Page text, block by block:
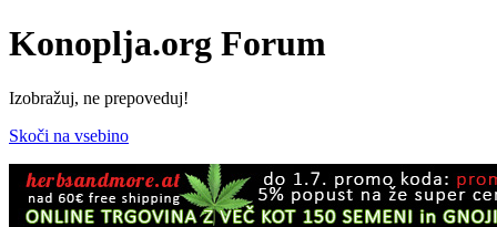
Konoplja.org Forum
Izobražuj, ne prepoveduj!
Skoči na vsebino